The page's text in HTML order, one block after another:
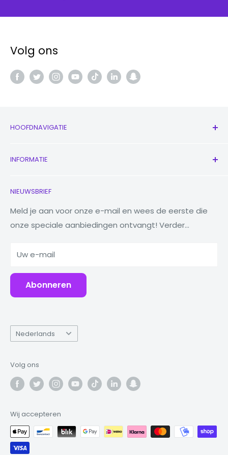
Volg ons
HOOFDNAVIGATIE
Nieuw
Horloges
Macbooks
Tabletten
Accessoires
INFORMATIE
Ons verhaal
Verminder Hergebruik Recycling
Waarom Fonez?
NIEUWSBRIEF
Meld je aan voor onze e-mail en wees de eerste die
onze speciale aanbiedingen ontvangt! Verder...
Uw e-mail
Abonneren
Taal
Nederlands
Volg ons
Wij accepteren